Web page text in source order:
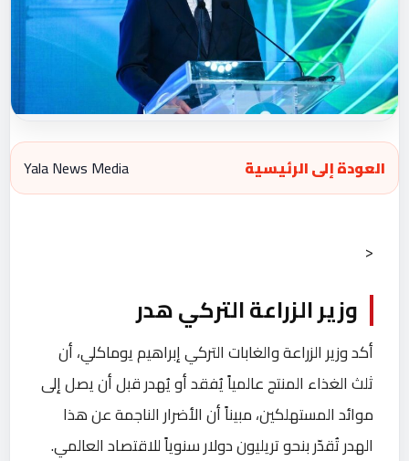
العودة إلى الرئيسية Yala News Media
<
وزير الزراعة التركي هدر
أكد وزير الزراعة والغابات التركي إبراهيم يوماكلي، أن
ثلث الغذاء المنتج عالمياً يُفقد أو يُهدر قبل أن يصل إلى
موائد المستهلكين، مبيناً أن الأضرار الناجمة عن هذا
الهدر تُقدّر بنحو تريليون دولار سنوياً للاقتصاد العالمي.